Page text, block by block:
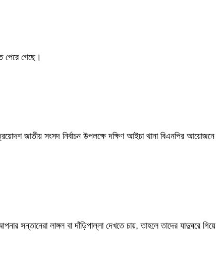
পেরে গেছে।
জাতীয় সংসদ নির্বাচন উপলক্ষে দক্ষিণ আইচা থানা বিএনপির আয়োজনে
লাঙ্গল বা দাঁড়িপাল্লা দেখতে চায়, তাহলে তাদের যাদুঘরে গিয়ে